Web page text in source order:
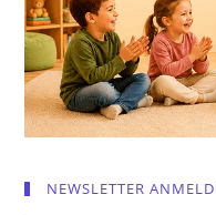
NEWSLETTER